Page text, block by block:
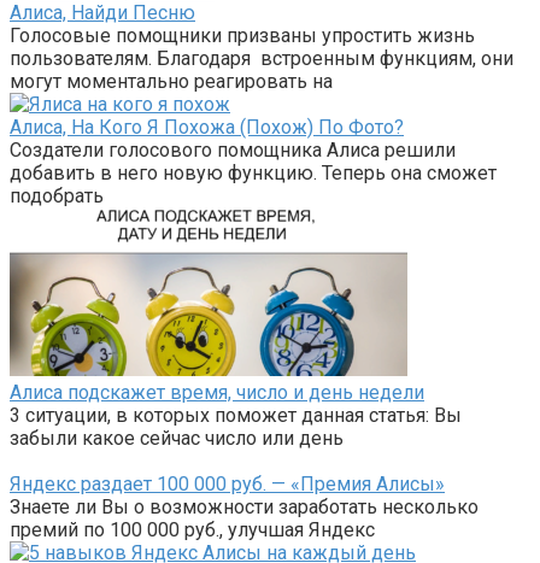
Алиса, Найди Песню
Голосовые помощники призваны упростить жизнь
пользователям. Благодаря встроенным функциям, они
могут моментально реагировать на
Алиса, На Кого Я Похожа (Похож) По Фото?
Создатели голосового помощника Алиса решили
добавить в него новую функцию. Теперь она сможет
подобрать
Алиса подскажет время, число и день недели
3 ситуации, в которых поможет данная статья: Вы
забыли какое сейчас число или день
Яндекс раздает 100 000 руб. — «Премия Алисы»
Знаете ли Вы о возможности заработать несколько
премий по 100 000 руб., улучшая Яндекс